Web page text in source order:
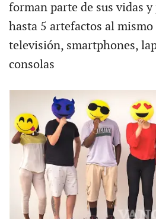
forman parte de sus vidas
hasta 5 artefactos al
televisión, smartphones,
consolas